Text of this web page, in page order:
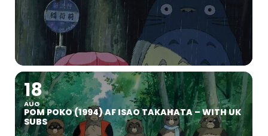
18
AUG
POM POKO (1994) AF ISAO TAKAHATA – WITH UK
SUBS